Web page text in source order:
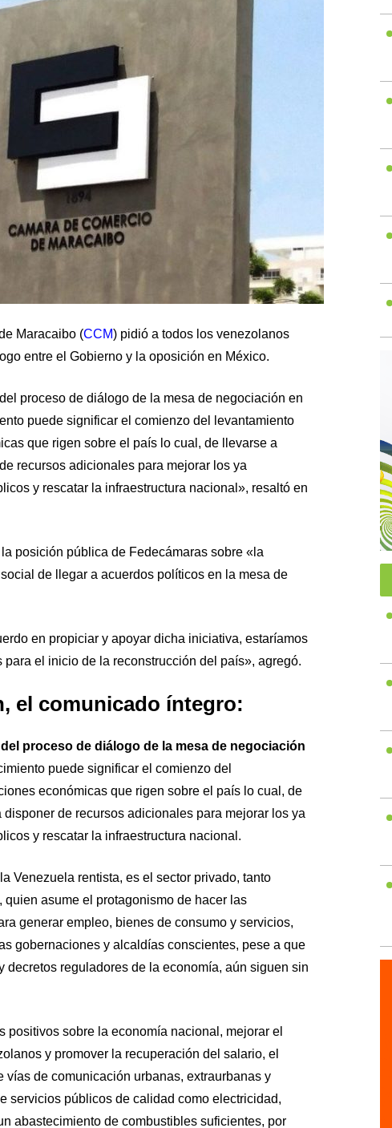
Maracaibo (CCM) pidió a todos los venezolanos
entre el Gobierno y la oposición en México.
proceso de diálogo de la mesa de negociación en
puede significar el comienzo del levantamiento
que rigen sobre el país lo cual, de llevarse a
recursos adicionales para mejorar los ya
y rescatar la infraestructura nacional», resaltó en
posición pública de Fedecámaras sobre «la
de llegar a acuerdos políticos en la mesa de
en propiciar y apoyar dicha iniciativa, estaríamos
el inicio de la reconstrucción del país», agregó.
el comunicado íntegro:
proceso de diálogo de la mesa de negociación
puede significar el comienzo del
económicas que rigen sobre el país lo cual, de
disponer de recursos adicionales para mejorar los ya
y rescatar la infraestructura nacional.
Venezuela rentista, es el sector privado, tanto
quien asume el protagonismo de hacer las
generar empleo, bienes de consumo y servicios,
gobernaciones y alcaldías conscientes, pese a que
decretos reguladores de la economía, aún siguen sin
positivos sobre la economía nacional, mejorar el
y promover la recuperación del salario, el
vías de comunicación urbanas, extraurbanas y
servicios públicos de calidad como electricidad,
abastecimiento de combustibles suficientes, por